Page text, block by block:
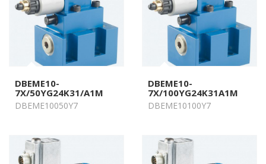
DBEME10-
7X/50YG24K31/A1M
DBEME10050Y7
DBEME10-
7X/100YG24K31A1M
DBEME10100Y7